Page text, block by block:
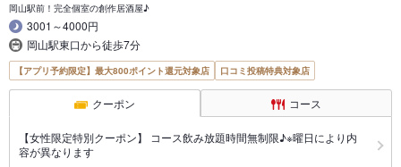
岡山駅前！完全個室の創作居酒屋♪
3001～4000円
岡山駅東口から徒歩7分
【アプリ予約限定】最大800ポイント還元対象店 口コミ投稿特典対象店
クーポン コース
【女性限定特別クーポン】 コース飲み放題時間無制限♪※曜日により内
容が異なります